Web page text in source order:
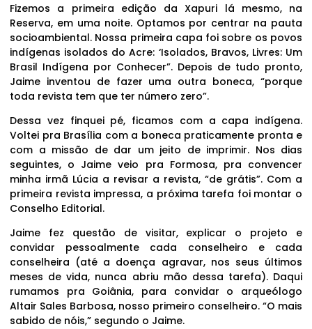
Fizemos a primeira edição da Xapuri lá mesmo, na
Reserva, em uma noite. Optamos por centrar na pauta
socioambiental. Nossa primeira capa foi sobre os povos
indígenas isolados do Acre: ‘Isolados, Bravos, Livres: Um
Brasil Indígena por Conhecer”. Depois de tudo pronto,
Jaime inventou de fazer uma outra boneca, “porque
toda revista tem que ter número zero”.
Dessa vez finquei pé, ficamos com a capa indígena.
Voltei pra Brasília com a boneca praticamente pronta e
com a missão de dar um jeito de imprimir. Nos dias
seguintes, o Jaime veio pra Formosa, pra convencer
minha irmã Lúcia a revisar a revista, “de grátis”. Com a
primeira revista impressa, a próxima tarefa foi montar o
Conselho Editorial.
Jaime fez questão de visitar, explicar o projeto e
convidar pessoalmente cada conselheiro e cada
conselheira (até a doença agravar, nos seus últimos
meses de vida, nunca abriu mão dessa tarefa). Daqui
rumamos pra Goiânia, para convidar o arqueólogo
Altair Sales Barbosa, nosso primeiro conselheiro. “O mais
sabido de nóis,” segundo o Jaime.